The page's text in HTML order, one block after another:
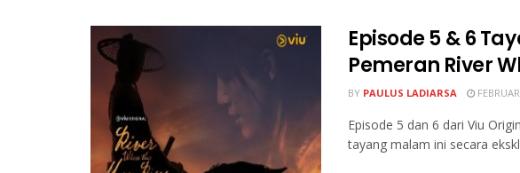
Episode 5 & 6
Pemeran River
BY PAULUS LADIARSA
Episode 5 dan 6 dari Viu
tayang malam ini secara